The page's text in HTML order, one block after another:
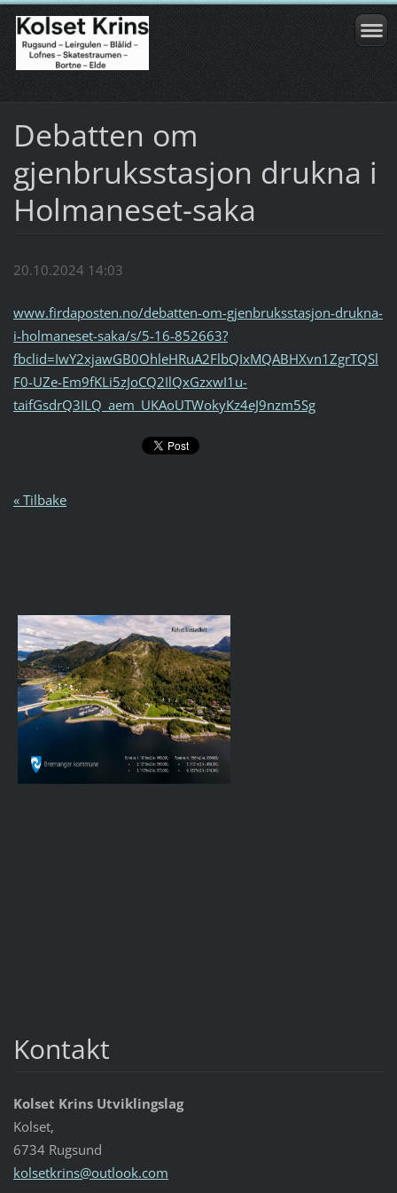
Debatten om
gjenbruksstasjon drukna i
Holmaneset-saka
20.10.2024 14:03
www.firdaposten.no/debatten-om-gjenbruksstasjon-drukna-
i-holmaneset-saka/s/5-16-852663?
fbclid=IwY2xjawGB0OhleHRuA2FlbQIxMQABHXvn1ZgrTQSl
F0-UZe-Em9fKLi5zJoCQ2IlQxGzxwI1u-
taifGsdrQ3ILQ_aem_UKAoUTWokyKz4eJ9nzm5Sg
« Tilbake
Kontakt
Kolset Krins Utviklingslag
Kolset,
6734 Rugsund
kolsetkrins@outlook.com